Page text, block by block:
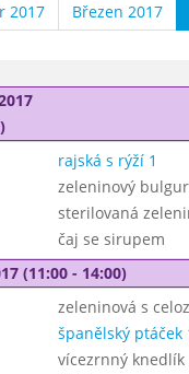
2017 Březen 2017
rajská s rýží 1
zeleninový
sterilovaná
čaj se sirupem
(11:00 - 14:00)
zeleninová s
španělský ptáček
vícezrnný knedlík